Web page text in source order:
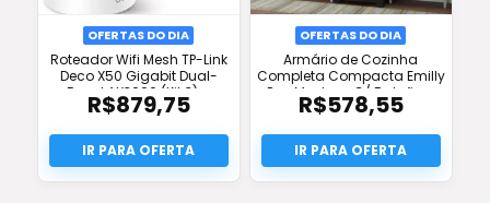
OFERTAS DO DIA
Roteador Wifi Mesh TP-Link
Deco X50 Gigabit Dual-
Band AX3000 (Kit 3) –
Desconto e Frete Grátis!
R$879,75
OFERTAS DO DIA
Armário de Cozinha
Completa Compacta Emilly
Pop Madesa C/ Balcão –
Frete Grátis e Oferta!
R$578,55